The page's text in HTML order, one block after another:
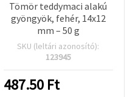
Tömör teddymaci alakú
gyöngyök, fehér, 14x12
mm – 50 g
SKU (leltári azonosító):
123945
487.50 Ft